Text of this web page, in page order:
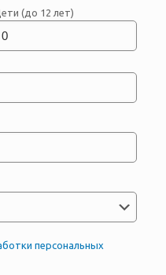
(до 12 лет)
персональных